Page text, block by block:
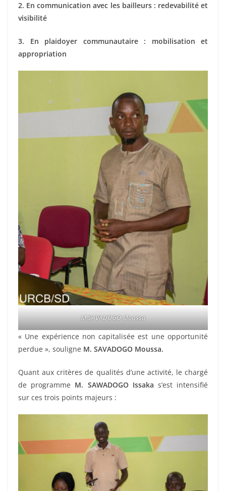
2️. En communication avec les bailleurs : redevabilité et
visibilité
3️. En plaidoyer communautaire : mobilisation et
appropriation
M.SAVADOGO Moussa
« Une expérience non capitalisée est une opportunité
perdue », souligne M. SAVADOGO Moussa.
Quant aux critères de qualités d’une activité, le chargé
de programme M. SAWADOGO Issaka s’est intensifié
sur ces trois points majeurs :